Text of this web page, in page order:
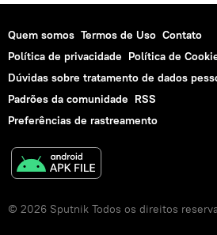
Quem somos Termos de Uso Contato
Política de privacidade Política de
Dúvidas sobre tratamento de dados
Padrões da comunidade RSS
Preferências de rastreamento
© 2026 Sputnik Todos os direitos